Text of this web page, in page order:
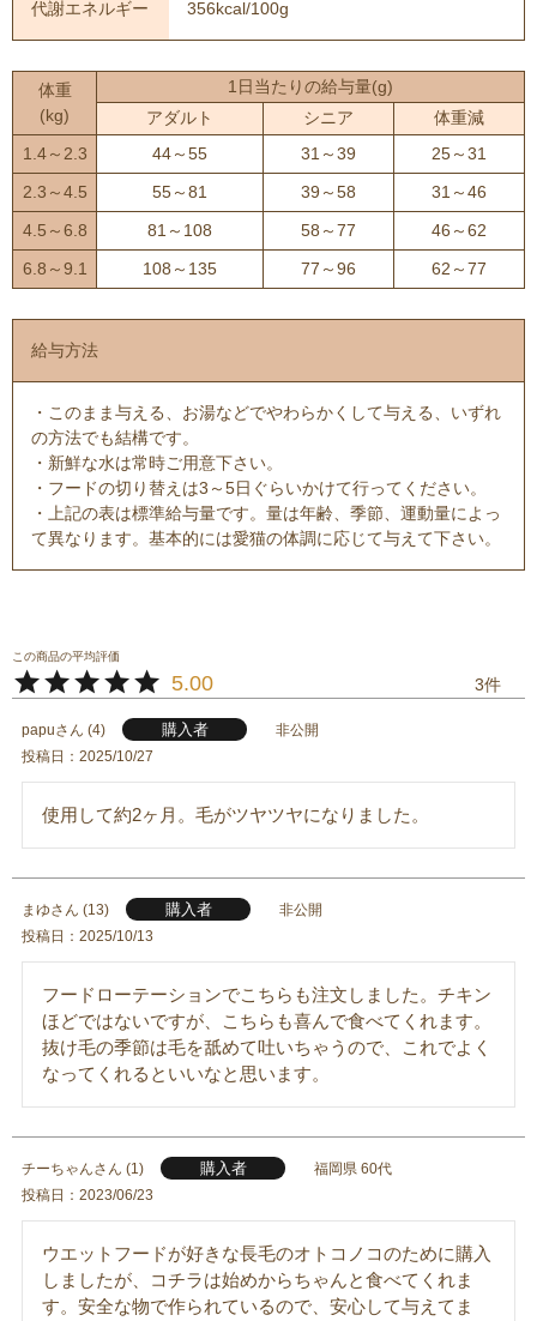
代謝エネルギー 356kcal/100g
体重
(kg)
1日当たりの給与量(g)
アダルト
シニア
体重減
1.4～2.3
44～55 31～39
25～31
2.3～4.5
55～81 39～58
31～46
4.5～6.8
81～108 58～77
46～62
6.8～9.1
108～135 77～96 62～77
給与方法
・このまま与える、お湯などでやわらかくして与える、いずれ
の方法でも結構です。
・新鮮な水は常時ご用意下さい。
・フードの切り替えは3～5日ぐらいかけて行ってください。
・上記の表は標準給与量です。量は年齢、季節、運動量によっ
て異なります。基本的には愛猫の体調に応じて与えて下さい。
5.00 3
papu 4 購入者
非公開
投稿日
2025/10/27
使用して約2ヶ月。毛がツヤツヤになりました。
まゆ 13 購入者
非公開
投稿日
2025/10/13
フードローテーションでこちらも注文しました。チキン
ほどではないですが、こちらも喜んで食べてくれます。
抜け毛の季節は毛を舐めて吐いちゃうので、これでよく
なってくれるといいなと思います。
チーちゃん 1 購入者 福岡県 60代
投稿日
2023/06/23
ウエットフードが好きな長毛のオトコノコのために購入
しましたが、コチラは始めからちゃんと食べてくれま
す。安全な物で作られているので、安心して与えてま